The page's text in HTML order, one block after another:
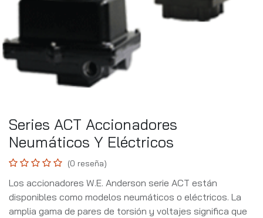
Series ACT Accionadores
Neumáticos Y Eléctricos
(0 reseña)
Los accionadores W.E. Anderson serie ACT están
disponibles como modelos neumáticos o eléctricos. La
amplia gama de pares de torsión y voltajes significa que